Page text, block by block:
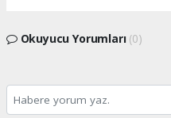
Okuyucu Yorumları (0)